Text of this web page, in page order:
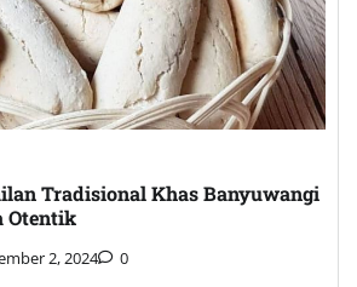
Tradisional Khas Banyuwangi
Otentik
2, 2024 0